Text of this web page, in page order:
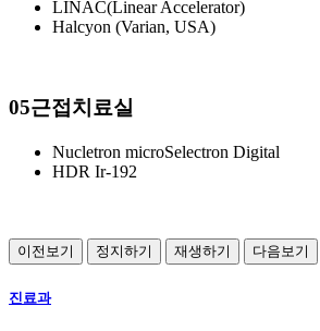
LINAC(Linear Accelerator)
Halcyon (Varian, USA)
05근접치료실
Nucletron microSelectron Digital
HDR Ir-192
이전보기 정지하기 재생하기 다음보기
진료과